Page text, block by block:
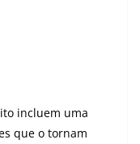
incluem uma
que o tornam